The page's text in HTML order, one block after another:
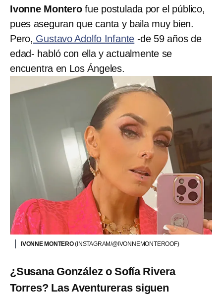
Ivonne Monterofue postulada por el público,
pues aseguran que canta y baila muy bien.
Pero, Gustavo Adolfo Infante -de 59 años de
edad- habló con ella y actualmente se
encuentra en Los Ángeles.
IVONNE MONTERO(INSTAGRAM/@IVONNEMONTEROOF)
¿Susana González o Sofía Rivera
Torres? Las Aventureras siguen